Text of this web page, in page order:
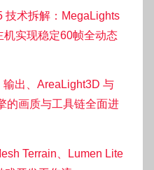
技术拆解：MegaLights
机实现稳定60帧全动态
出、AreaLight3D 与
的画质与工具链全面进
Terrain、Lumen Lite